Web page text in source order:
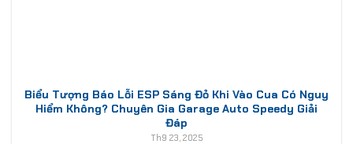
Biểu Tượng Báo Lỗi ESP Sáng Đỏ Khi Vào Cua Có Nguy
Hiểm Không? Chuyên Gia Garage Auto Speedy Giải
Đáp
Th9 23, 2025